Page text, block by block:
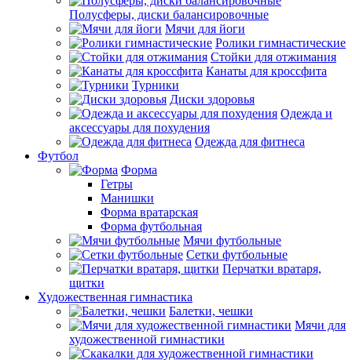
Полусферы, диски балансировочные
Мячи для йоги
Ролики гимнастические
Стойки для отжимания
Канаты для кроссфита
Турники
Диски здоровья
Одежда и
аксессуары для похудения
Одежда для фитнеса
Футбол
Форма
Гетры
Манишки
Форма вратарская
Форма футбольная
Мячи футбольные
Сетки футбольные
Перчатки вратаря,
щитки
Художественная гимнастика
Балетки, чешки
Мячи для
художественной гимнастики